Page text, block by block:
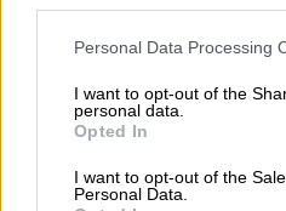
Please note that this website/
not limited to your visit or usage
grant or deny consent to
use your data for below
consent section.
Personal Data Processing
I want to opt-out of the
personal data.
Opted In
I want to opt-out of the
Personal Data.
Τη Δευτέρα θα